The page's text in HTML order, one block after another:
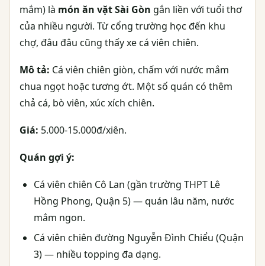
mắm) là món ăn vặt Sài Gòn gắn liền với tuổi thơ
của nhiều người. Từ cổng trường học đến khu
chợ, đâu đâu cũng thấy xe cá viên chiên.
Mô tả: Cá viên chiên giòn, chấm với nước mắm
chua ngọt hoặc tương ớt. Một số quán có thêm
chả cá, bò viên, xúc xích chiên.
Giá: 5.000-15.000đ/xiên.
Quán gợi ý:
Cá viên chiên Cô Lan (gần trường THPT Lê
Hồng Phong, Quận 5) — quán lâu năm, nước
mắm ngon.
Cá viên chiên đường Nguyễn Đình Chiểu (Quận
3) — nhiều topping đa dạng.